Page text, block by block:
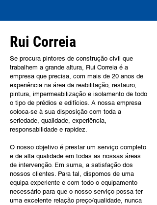
Rui Correia
Se procura pintores de construção civil que
trabalhem a grande altura, Rui Correia é a
empresa que precisa, com mais de 20 anos de
experiência na área da reabilitação, restauro,
pintura, impermeabilização e isolamento de todo
o tipo de prédios e edifícios. A nossa empresa
coloca-se à sua disposição com toda a
seriedade, qualidade, experiência,
responsabilidade e rapidez.
O nosso objetivo é prestar um serviço completo
e de alta qualidade em todas as nossas áreas
de intervenção. Em suma, a satisfação dos
nossos clientes. Para tal, dispomos de uma
equipa experiente e com todo o equipamento
necessário para que o nosso serviço possa ter
uma excelente relação preço/qualidade, nunca